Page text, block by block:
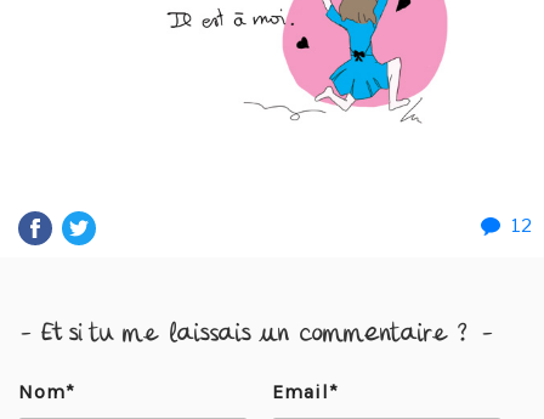
12
- Et si tu me laissais un commentaire ? -
Nom* Email*